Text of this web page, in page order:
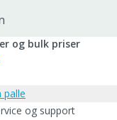
og bulk priser
palle
og support